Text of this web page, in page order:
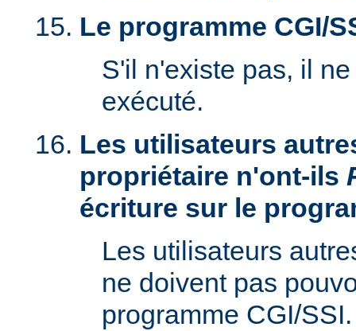
Le programme CGI/
S'il n'existe pas, il
exécuté.
Les utilisateurs
propriétaire n'ont-ils
écriture sur le
Les utilisateurs
ne doivent pas
programme CGI/SSI.